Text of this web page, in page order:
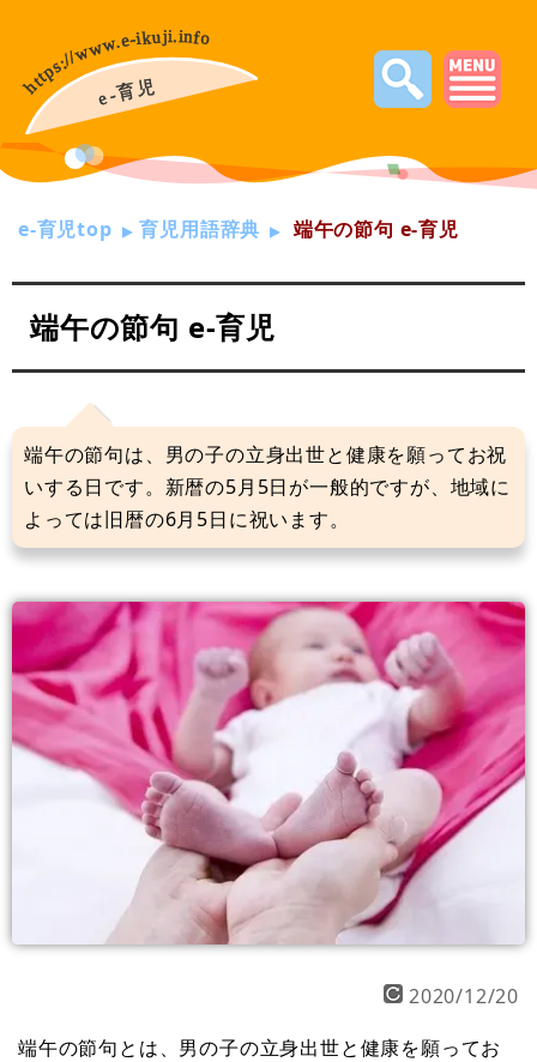
e-育児top 育児用語辞典 端午の節句 e-育児
端午の節句 e-育児
端午の節句は、男の子の立身出世と健康を願ってお祝
いする日です。新暦の5月5日が一般的ですが、地域に
よっては旧暦の6月5日に祝います。
2020/12/20
端午の節句とは、男の子の立身出世と健康を願ってお